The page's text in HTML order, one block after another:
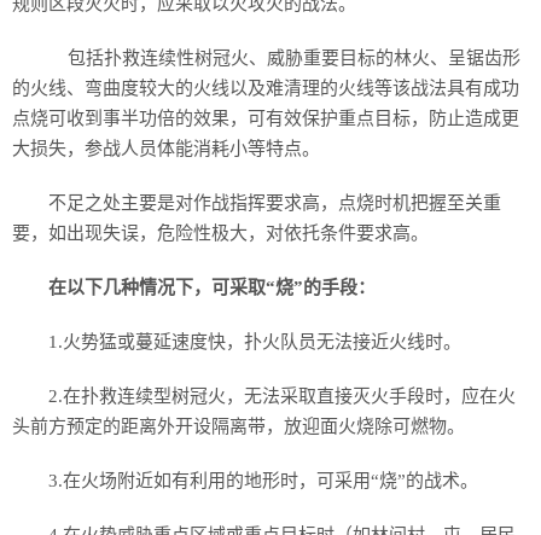
包括扑救连续性树冠火、威胁重要目标的林火、呈锯齿形
的火线、弯曲度较大的火线以及难清理的火线等该战法具有成功
点烧可收到事半功倍的效果，可有效保护重点目标，防止造成更
大损失，参战人员体能消耗小等特点。
不足之处主要是对作战指挥要求高，点烧时机把握至关重
要，如出现失误，危险性极大，对依托条件要求高。
在以下几种情况下，可采取“烧”的手段：
1.火势猛或蔓延速度快，扑火队员无法接近火线时。
2.在扑救连续型树冠火，无法采取直接灭火手段时，应在火
头前方预定的距离外开设隔离带，放迎面火烧除可燃物。
3.在火场附近如有利用的地形时，可采用“烧”的战术。